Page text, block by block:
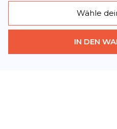
Wähle
IN DEN